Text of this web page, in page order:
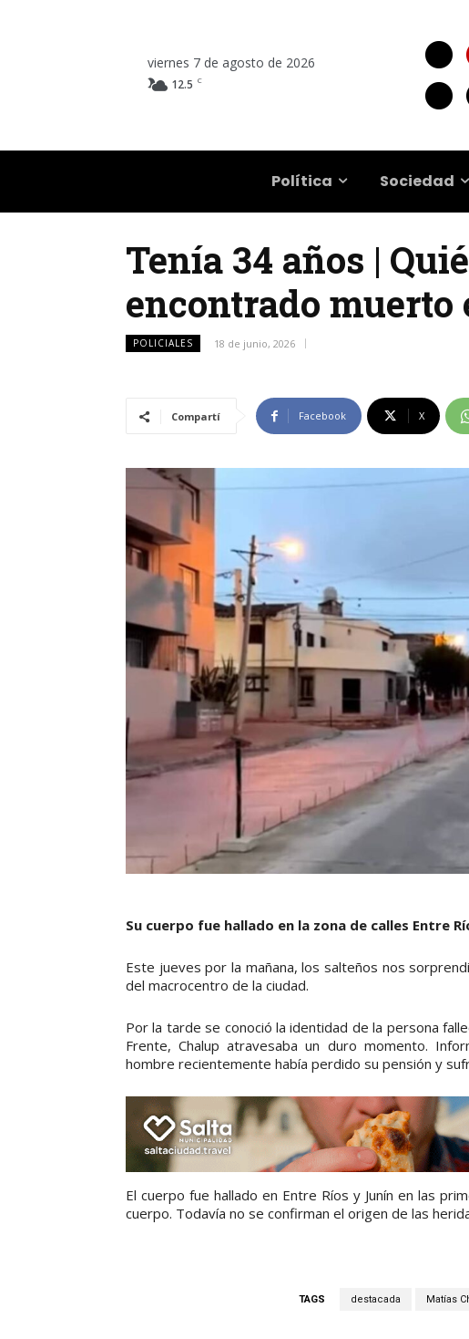
viernes 7 de agosto de 2026
12.5 C
Política Sociedad
Tenía 34 años |
encontrado muerto
POLICIALES 18 de junio, 2026
Compartí Facebook X
Su cuerpo fue hallado en la zona de calles Entre
Este jueves por la mañana, los salteños nos
del macrocentro de la ciudad.
Por la tarde se conoció la identidad de la persona
Frente, Chalup atravesaba un duro momento.
hombre recientemente había perdido su pensión y
El cuerpo fue hallado en Entre Ríos y Junín en las
cuerpo. Todavía no se confirman el origen de las
TAGS destacada Matías